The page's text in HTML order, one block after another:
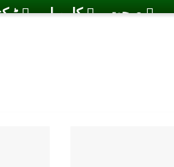
کاروبار صحت